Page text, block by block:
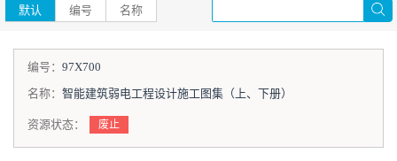
默认 编号 名称
编号： 97X700
名称： 智能建筑弱电工程设计施工图集（上、下册）
资源状态： 废止